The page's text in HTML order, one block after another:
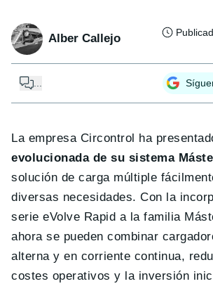
Alber Callejo
La empresa Circontrol ha
evolucionada de su sistema
solución de carga múltiple
diversas necesidades. Con la
serie eVolve Rapid a la familia
ahora se pueden combinar
alterna y en corriente continua,
costes operativos y la inversión